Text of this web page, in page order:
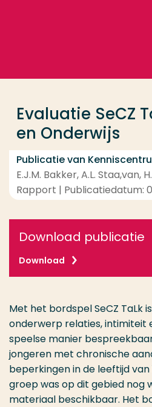
Evaluatie SeCZ
en Onderwijs
Publicatie van
E.J.M. Bakker, A.L. Staa,van,
Rapport | Publicatiedatum:
Download publicatie
Download
Met het bordspel SeCZ TaLk
onderwerp relaties, intimiteit
speelse manier
jongeren met chronische
beperkingen in de leeftijd van
groep was op dit gebied nog
materiaal beschikbaar. Het
Opleiding
Contact